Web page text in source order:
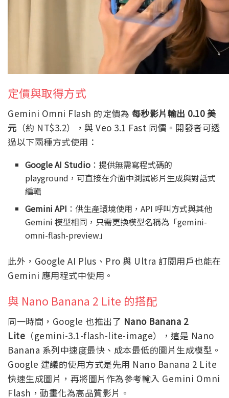
定價與取得方式
Gemini Omni Flash 的定價為 每秒影片輸出 0.10 美
元 （約 NT$3.2），與 Veo 3.1 Fast 同價。開發者可透
過以下兩種方式使用：
Google AI Studio ：提供無需寫程式碼的
playground，可直接在介面中測試影片生成與對話式
編輯
Gemini API ：供生產環境使用，API 呼叫方式與其他
Gemini 模型相同，只需更換模型名稱為「gemini-
omni-flash-preview」
此外，Google AI Plus、Pro 與 Ultra 訂閱用戶也能在
Gemini 應用程式中使用。
與 Nano Banana 2 Lite 的搭配
同一時間，Google 也推出了 Nano Banana 2
Lite （gemini-3.1-flash-lite-image），這是 Nano
Banana 系列中速度最快、成本最低的圖片生成模型。
Google 建議的使用方式是先用 Nano Banana 2 Lite
快速生成圖片，再將圖片作為參考輸入 Gemini Omni
Flash，動畫化為高品質影片。